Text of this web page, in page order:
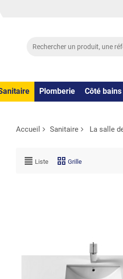
Plomberie Côté bains
Accueil Sanitaire La salle
Liste Grille